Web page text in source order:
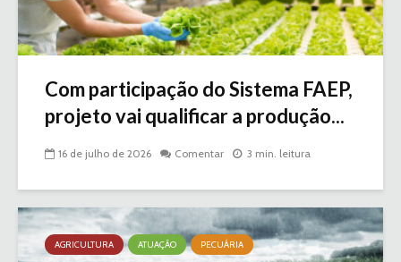
Com participação do Sistema FAEP,
projeto vai qualificar a produção...
16 de julho de 2026 Comentar 3 min. leitura
AGRICULTURA ATUAÇÃO PECUÁRIA